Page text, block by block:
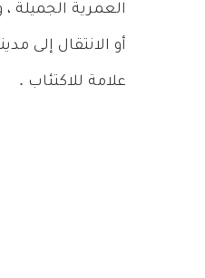
العمرية الجميلة
أو الانتقال إلى
علامة للاكتئاب .